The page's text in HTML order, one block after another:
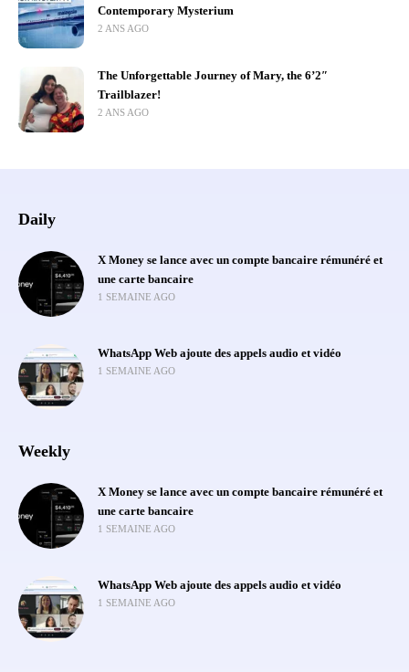
Contemporary Mysterium
2 ANS AGO
The Unforgettable Journey of Mary, the 6’2″
Trailblazer!
2 ANS AGO
Daily
X Money se lance avec un compte bancaire rémunéré et
une carte bancaire
1 SEMAINE AGO
WhatsApp Web ajoute des appels audio et vidéo
1 SEMAINE AGO
Weekly
X Money se lance avec un compte bancaire rémunéré et
une carte bancaire
1 SEMAINE AGO
WhatsApp Web ajoute des appels audio et vidéo
1 SEMAINE AGO